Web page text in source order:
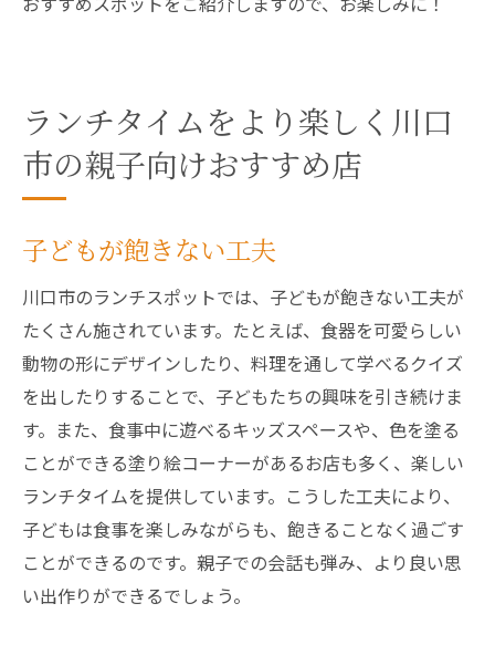
ランチタイムをより楽しく川口
市の親子向けおすすめ店
子どもが飽きない工夫
川口市のランチスポットでは、子どもが飽きない工夫が
たくさん施されています。たとえば、食器を可愛らしい
動物の形にデザインしたり、料理を通して学べるクイズ
を出したりすることで、子どもたちの興味を引き続けま
す。また、食事中に遊べるキッズスペースや、色を塗る
ことができる塗り絵コーナーがあるお店も多く、楽しい
ランチタイムを提供しています。こうした工夫により、
子どもは食事を楽しみながらも、飽きることなく過ごす
ことができるのです。親子での会話も弾み、より良い思
い出作りができるでしょう。